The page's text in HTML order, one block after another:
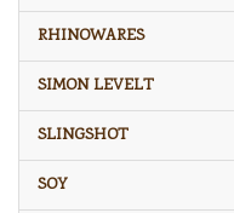
RHINOWARES
SIMON LEVELT
SLINGSHOT
SOY